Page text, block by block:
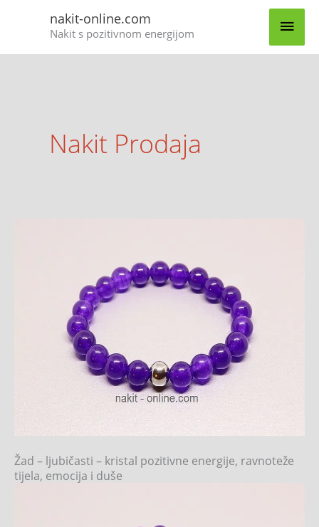
nakit-online.com
Nakit s pozitivnom energijom
Nakit Prodaja
Žad – ljubičasti – kristal pozitivne energije, ravnoteže
tijela, emocija i duše